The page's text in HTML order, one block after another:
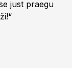
just praegu